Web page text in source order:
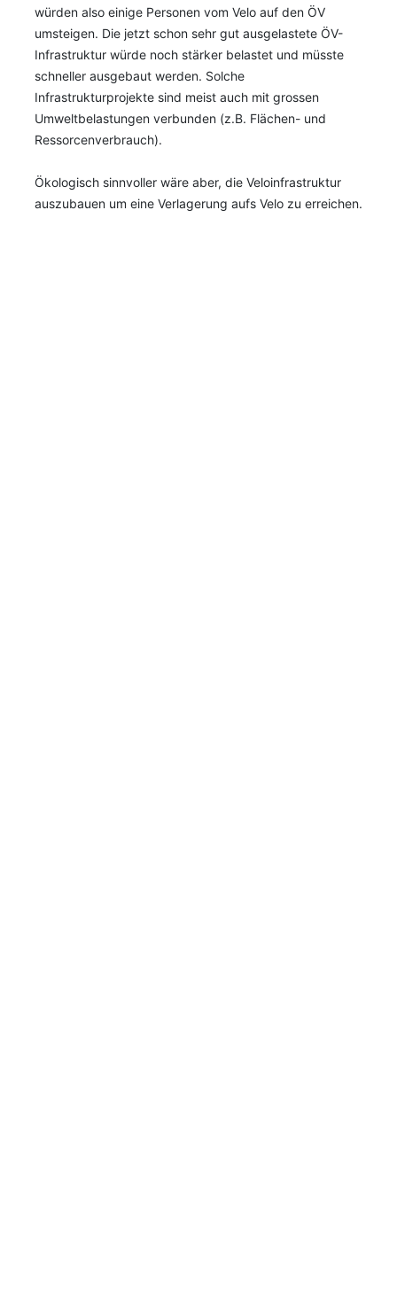
würden also einige Personen vom Velo auf den ÖV
umsteigen. Die jetzt schon sehr gut ausgelastete ÖV-
Infrastruktur würde noch stärker belastet und müsste
schneller ausgebaut werden. Solche
Infrastrukturprojekte sind meist auch mit grossen
Umweltbelastungen verbunden (z.B. Flächen- und
Ressorcenverbrauch).
Ökologisch sinnvoller wäre aber, die Veloinfrastruktur
auszubauen um eine Verlagerung aufs Velo zu erreichen.